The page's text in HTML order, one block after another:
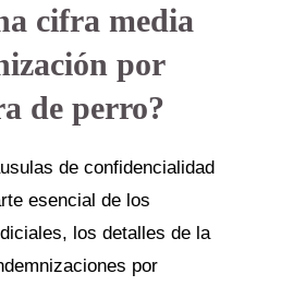
cifra media
por
de perro?
de confidencialidad
esencial de los
los detalles de la
por